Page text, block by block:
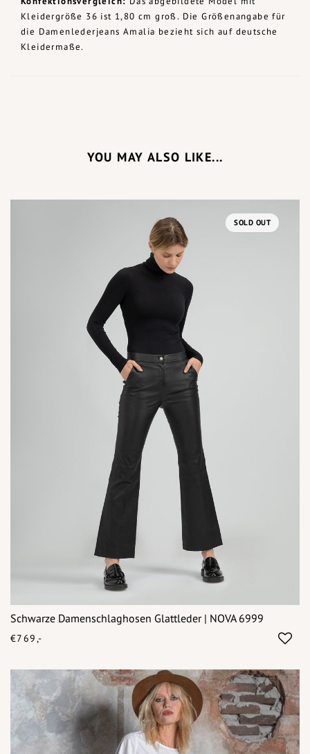
Kleidergröße 36 ist 1,80 cm groß. Die Größenangabe für
die Damenlederjeans Amalia bezieht sich auf deutsche
Kleidermaße.
YOU MAY ALSO LIKE...
Schwarze Damenschlaghosen Glattleder | NOVA 6999
€769,-
SOLD OUT